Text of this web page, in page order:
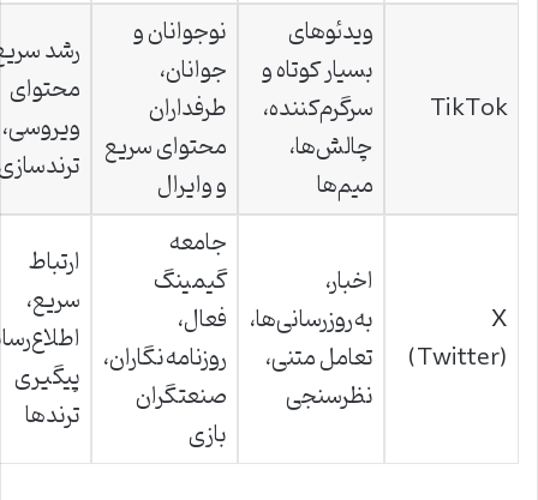
TikTok
ویدئوهای
بسیار کوتاه و
سرگرم‌کننده،
چالش‌ها،
میم‌ها
نوجوانان و
جوانان،
طرفداران
محتوای سریع
و وایرال
رشد
محتوای
ویروسی،
X
(Twitter)
اخبار،
به‌روزرسانی‌ها،
تعامل متنی،
نظرسنجی
جامعه
گیمینگ
فعال،
روزنامه‌نگاران،
صنعتگران
بازی
ارتباط
سریع،
پیگیری
ترندها